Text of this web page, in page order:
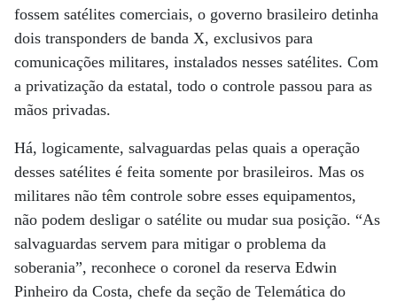
fossem satélites comerciais, o governo brasileiro detinha
dois transponders de banda X, exclusivos para
comunicações militares, instalados nesses satélites. Com
a privatização da estatal, todo o controle passou para as
mãos privadas.
Há, logicamente, salvaguardas pelas quais a operação
desses satélites é feita somente por brasileiros. Mas os
militares não têm controle sobre esses equipamentos,
não podem desligar o satélite ou mudar sua posição. “As
salvaguardas servem para mitigar o problema da
soberania”, reconhece o coronel da reserva Edwin
Pinheiro da Costa, chefe da seção de Telemática do